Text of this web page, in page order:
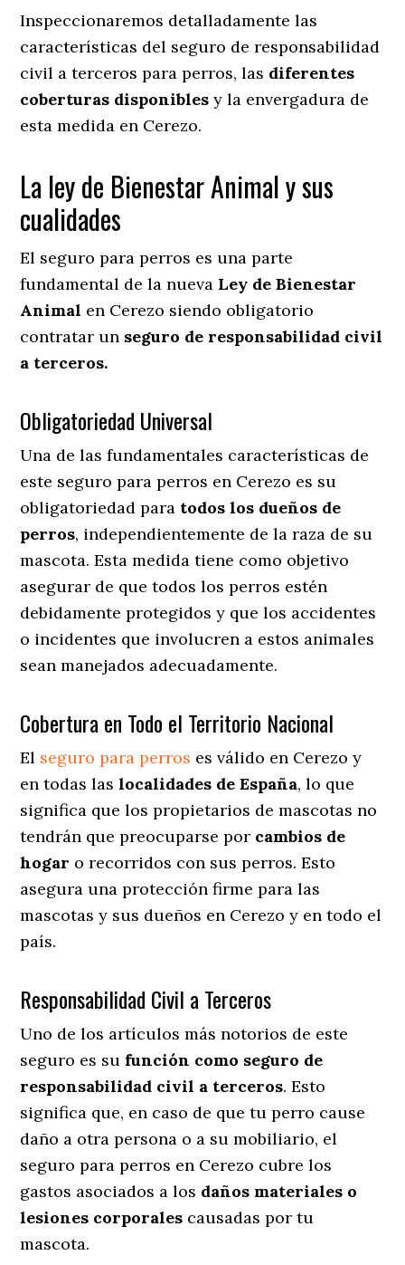
Inspeccionaremos detalladamente las
características del seguro de responsabilidad
civil a terceros para perros, las diferentes
coberturas disponibles y la envergadura de
esta medida en Cerezo.
La ley de Bienestar Animal y sus
cualidades
El seguro para perros es una parte
fundamental de la nueva Ley de Bienestar
Animal en Cerezo siendo obligatorio
contratar un seguro de responsabilidad civil
a terceros.
Obligatoriedad Universal
Una de las fundamentales características de
este seguro para perros en Cerezo es su
obligatoriedad para todos los dueños de
perros, independientemente de la raza de su
mascota. Esta medida tiene como objetivo
asegurar de que todos los perros estén
debidamente protegidos y que los accidentes
o incidentes que involucren a estos animales
sean manejados adecuadamente.
Cobertura en Todo el Territorio Nacional
El seguro para perros es válido en Cerezo y
en todas laslocalidades de España, lo que
significa que los propietarios de mascotas no
tendrán que preocuparse por cambios de
hogar o recorridos con sus perros. Esto
asegura una protección firme para las
mascotas y sus dueños en Cerezo y en todo el
país.
Responsabilidad Civil a Terceros
Uno de los artículos más notorios de este
seguro es su función como seguro de
responsabilidad civil a terceros. Esto
significa que, en caso de que tu perro cause
daño a otra persona o a su mobiliario, el
seguro para perros en Cerezo cubre los
gastos asociados a los daños materiales o
lesiones corporales causadas por tu
mascota.